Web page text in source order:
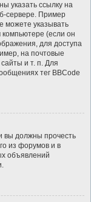
указать ссылку на
сервере. Пример
можете указывать
(если он
для доступа
на почтовые
и т. п. Для
тег BBCode
вы должны прочесть
из форумов и в
объявлений